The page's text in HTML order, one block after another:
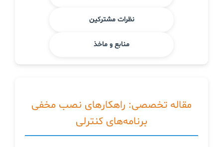
نظرات مشترکین
منابع و ماخذ
مقاله تخصصی: راهکارهای نصب مخفی
برنامه‌های کنترلی